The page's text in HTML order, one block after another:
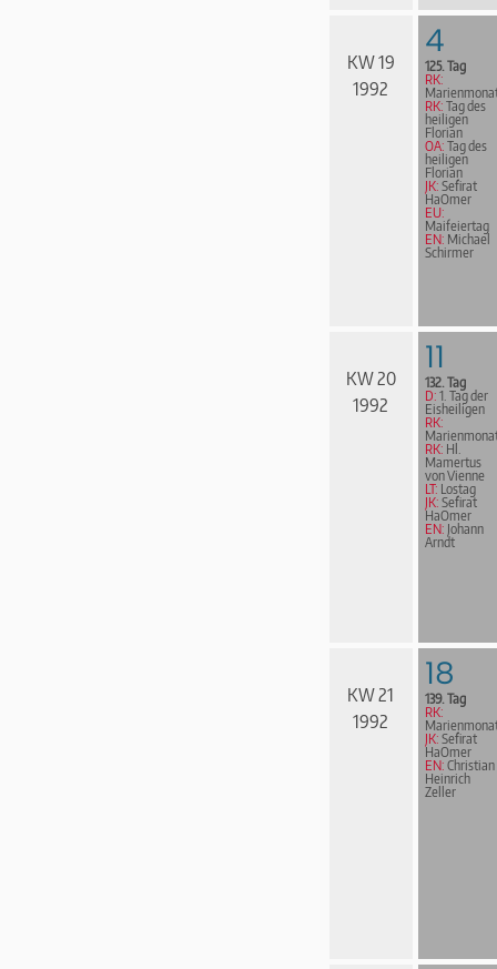
KW 19
1992
4
125. Tag
RK:
RK: Tag des
heiligen
Florian
OA: Tag des
heiligen
Florian
JK: Sefirat
HaOmer
EU:
Maifeiertag
EN: Michael
Schirmer
KW 20
1992
11
132. Tag
D: 1. Tag der
Eisheiligen
RK:
RK: Hl.
Mamertus
von Vienne
LT: Lostag
JK: Sefirat
HaOmer
EN: Johann
Arndt
KW 21
1992
18
139. Tag
RK:
JK: Sefirat
HaOmer
EN: Christian
Heinrich
Zeller